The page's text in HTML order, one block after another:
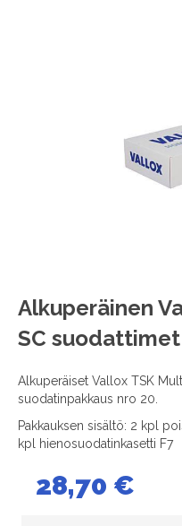
Alkuperäinen
SC
Alkuperäiset Vallox TSK
suodatinpakkaus nro 20.
Pakkauksen sisältö: 2 kpl
kpl hienosuodatinkasetti F7
28,70 €
Skip
to
the
of
gallery